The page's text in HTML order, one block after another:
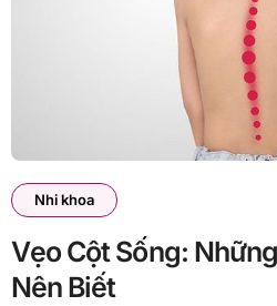
Nhi khoa
Vẹo Cột Sống:
Nên Biết